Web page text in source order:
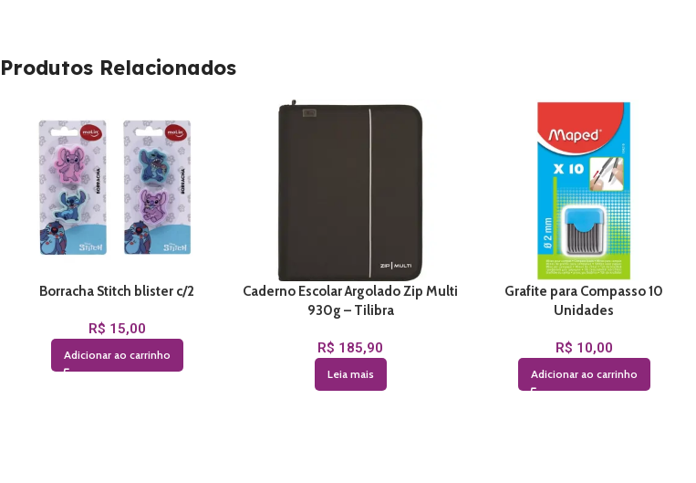
Produtos Relacionados
Borracha Stitch blister c/2
R$ 15,00
Adicionar ao carrinho
Caderno Escolar Argolado Zip Multi
930g – Tilibra
R$ 185,90
Leia mais
Grafite para Compasso 10
Unidades
R$ 10,00
Adicionar ao carrinho